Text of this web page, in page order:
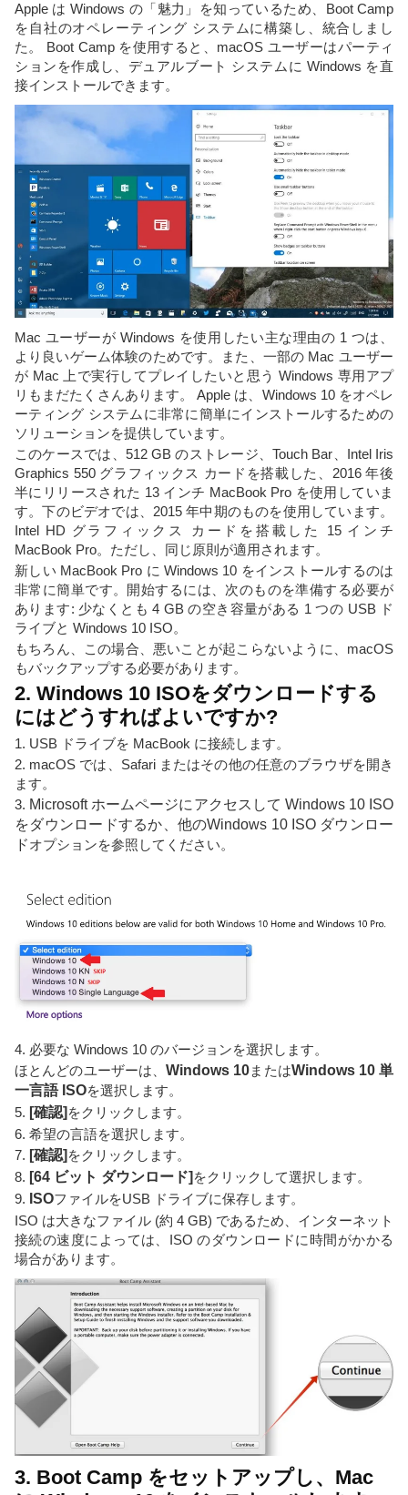
Apple は Windows の「魅力」を知っているため、Boot Camp
を自社のオペレーティング システムに構築し、統合しまし
た。 Boot Camp を使用すると、macOS ユーザーはパーティ
ションを作成し、デュアルブート システムに Windows を直
接インストールできます。
Mac ユーザーが Windows を使用したい主な理由の 1 つは、
より良いゲーム体験のためです。また、一部の Mac ユーザー
が Mac 上で実行してプレイしたいと思う Windows 専用アプ
リもまだたくさんあります。 Apple は、Windows 10 をオペレ
ーティング システムに非常に簡単にインストールするための
ソリューションを提供しています。
このケースでは、512 GB のストレージ、Touch Bar、Intel Iris
Graphics 550 グラフィックス カードを搭載した、2016 年後
半にリリースされた 13 インチ MacBook Pro を使用していま
す。下のビデオでは、2015 年中期のものを使用しています。
Intel HD グラフィックス カードを搭載した 15 インチ
MacBook Pro。ただし、同じ原則が適用されます。
新しい MacBook Pro に Windows 10 をインストールするのは
非常に簡単です。開始するには、次のものを準備する必要が
あります: 少なくとも 4 GB の空き容量がある 1 つの USB ド
ライブと Windows 10 ISO。
もちろん、この場合、悪いことが起こらないように、macOS
もバックアップする必要があります。
2. Windows 10 ISOをダウンロードする
にはどうすればよいですか?
1. USB ドライブを MacBook に接続します。
2. macOS では、Safari またはその他の任意のブラウザを開き
ます。
3. Microsoft ホームページにアクセスして Windows 10 ISO
をダウンロードするか、他のWindows 10 ISO ダウンロー
ドオプションを参照してください。
4. 必要な Windows 10 のバージョンを選択します。
ほとんどのユーザーは、Windows 10またはWindows 10 単
一言語 ISOを選択します。
5. [確認] をクリックします。
6. 希望の言語を選択します。
7. [確認] をクリックします。
8. [64 ビット ダウンロード] をクリックして選択します。
9. ISOファイルをUSB ドライブに保存します。
ISO は大きなファイル (約 4 GB) であるため、インターネット
接続の速度によっては、ISO のダウンロードに時間がかかる
場合があります。
3. Boot Camp をセットアップし、Mac